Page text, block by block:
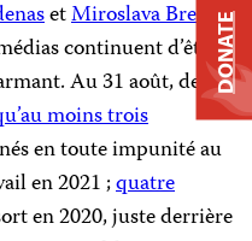
etMiroslava Breach
continuent d’être
Au 31 août, des
moins trois
en toute impunité au
en 2021 ;quatre
en 2020, juste derrière
DONATE